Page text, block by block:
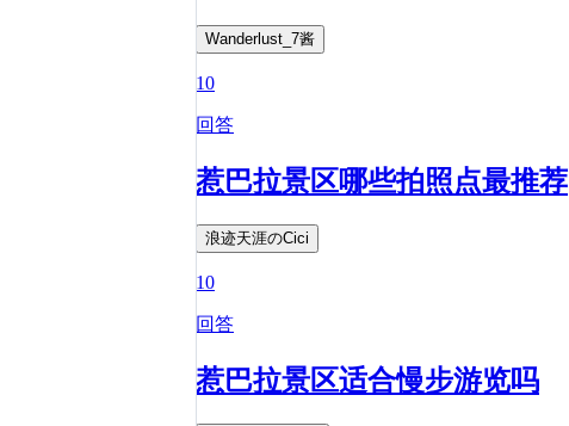
Wanderlust_7酱
10
回答
惹巴拉景区哪些拍照点最推荐
浪迹天涯のCici
10
回答
惹巴拉景区适合慢步游览吗